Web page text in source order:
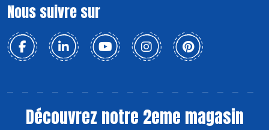
Nous suivre sur
Découvrez notre 2eme magasin